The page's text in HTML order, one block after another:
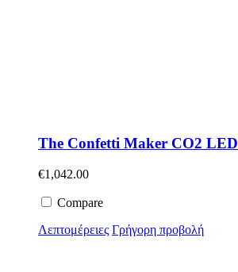
The Confetti Maker CO2 LED
€1,042.00
Compare
Λεπτομέρειες Γρήγορη προβολή